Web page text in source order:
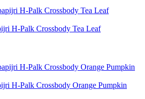
H-Palk Crossbody Tea Leaf
H-Palk Crossbody Orange Pumpkin